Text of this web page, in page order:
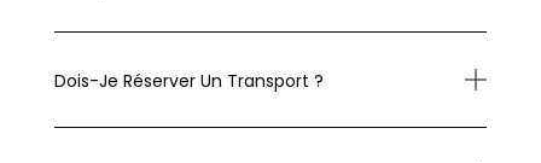
Dois-Je Réserver Un Transport ?